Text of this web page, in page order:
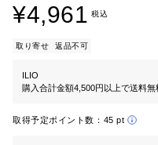
¥4,961 税込
取り寄せ 返品不可
ILIO
購入合計金額4,500円以上で送料無
取得予定ポイント数： 45 pt